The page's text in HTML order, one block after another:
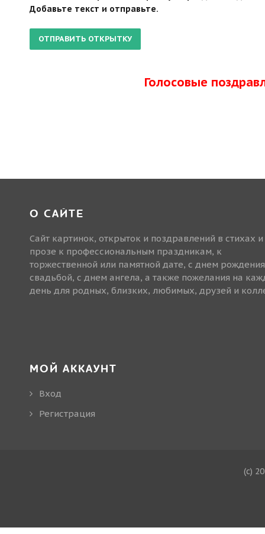
Добавьте текст и отправьте.
Голосовые
О САЙТЕ
Сайт картинок, открыток и поздравлений в стихах и
прозе к профессиональным праздникам, к
торжественной или памятной дате, с днем
свадьбой, с днем ангела, а также пожелания на
день для родных, близких, любимых, друзей и
МОЙ АККАУНТ
Вход
Регистрация
(c)